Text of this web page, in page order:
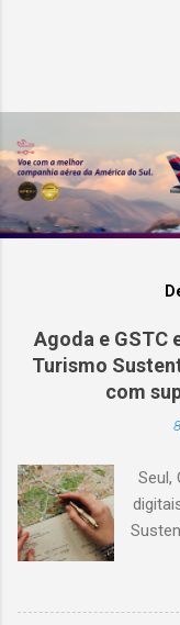
Agoda e GSTC
Turismo
com
Seul,
em